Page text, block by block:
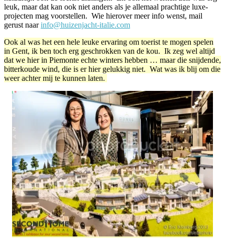
leuk, maar dat kan ook niet anders als je allemaal prachtige luxe-
projecten mag voorstellen. Wie hierover meer info wenst, mail
gerust naarinfo@huizenjacht-italie.com
Ook al was het een hele leuke ervaring om toerist te mogen spelen
in Gent, ik ben toch erg geschrokken van de kou. Ik zeg wel altijd
dat we hier in Piemonte echte winters hebben … maar die snijdende,
bitterkoude wind, die is er hier gelukkig niet. Wat was ik blij om die
weer achter mij te kunnen laten.